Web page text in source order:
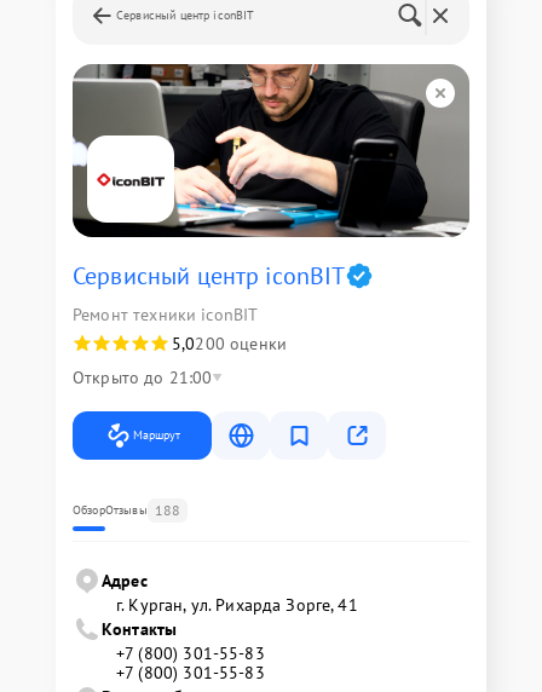
Сервисный центр iconBIT
Сервисный центр iconBIT
Ремонт техники iconBIT
5,0200 оценки
Открыто до 21:00
Маршрут
ОбзорОтзывы 188
Адрес
г. Курган, ул. Рихарда Зорге, 41
Контакты
+7 (800) 301-55-83
+7 (800) 301-55-83